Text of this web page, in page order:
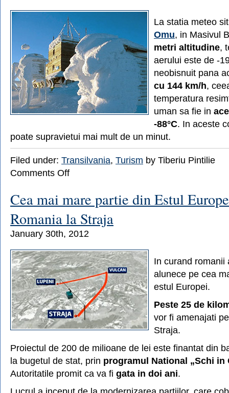
2012)
La statia meteo
Omu, in Masivul
metri altitudine,
aerului este de -
neobisnuit pana
cu 144 km/h,
temperatura
uman sa fie in
-88°C. In aceste
poate supravietui mai mult de un minut.
Filed under: Transilvania, Turism by Tiberiu Pintilie
Comments Offon
resimtita
pe
Varful
Omu:
–
de
grade
Cea mai mare partie din Estul
Romania la Straja
January 30th, 2012
In curand romanii
alunece pe cea
estul Europei.
Peste 25 de
vor fi amenajati
Straja.
Proiectul de 200 de milioane de lei este finantat din
la bugetul de stat, prin programul National „Schi in
Autoritatile promit ca va fi gata in doi ani.